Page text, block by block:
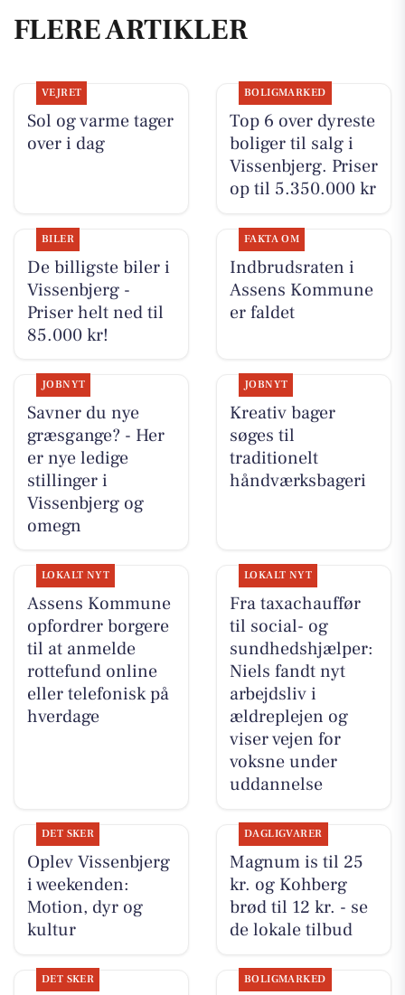
FLERE ARTIKLER
VEJRET
Sol og varme tager
over i dag
BOLIGMARKED
Top 6 over dyreste
boliger til salg i
Vissenbjerg. Priser
op til 5.350.000 kr
BILER
De billigste biler i
Vissenbjerg -
Priser helt ned til
85.000 kr!
FAKTA OM
Indbrudsraten i
Assens Kommune
er faldet
JOBNYT
Savner du nye
græsgange? - Her
er nye ledige
stillinger i
Vissenbjerg og
omegn
JOBNYT
Kreativ bager
søges til
traditionelt
håndværksbageri
LOKALT NYT
Assens Kommune
opfordrer borgere
til at anmelde
rottefund online
eller telefonisk på
hverdage
LOKALT NYT
Fra taxachauffør
til social- og
sundhedshjælper:
Niels fandt nyt
arbejdsliv i
ældreplejen og
viser vejen for
voksne under
uddannelse
DET SKER
Oplev Vissenbjerg
i weekenden:
Motion, dyr og
kultur
DAGLIGVARER
Magnum is til 25
kr. og Kohberg
brød til 12 kr. - se
de lokale tilbud
DET SKER BOLIGMARKED